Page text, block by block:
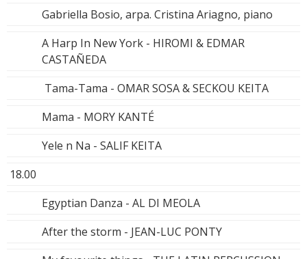
Gabriella Bosio, arpa. Cristina Ariagno, piano
A Harp In New York - HIROMI & EDMAR
CASTAÑEDA
Tama-Tama - OMAR SOSA & SECKOU KEITA
Mama - MORY KANTÉ
Yele n Na - SALIF KEITA
18.00
Egyptian Danza - AL DI MEOLA
After the storm - JEAN-LUC PONTY